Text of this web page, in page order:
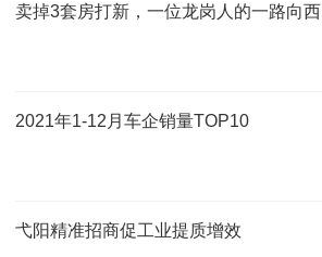
卖掉3套房打新，一位龙岗人的一路向西
2021年1-12月车企销量TOP10
弋阳精准招商促工业提质增效